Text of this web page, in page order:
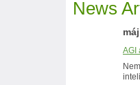
News
AGI